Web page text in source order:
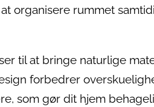
organisere rummet
til at bringe naturlige
forbedrer
som gør dit hjem